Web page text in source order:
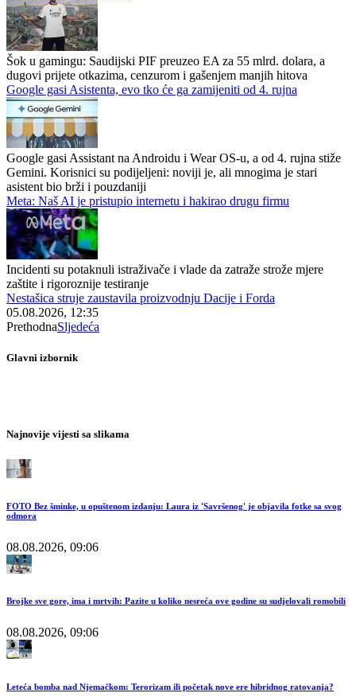
Šok u gamingu: Saudijski PIF preuzeo EA za 55 mlrd. dolara, a
dugovi prijete otkazima, cenzurom i gašenjem manjih hitova
Google gasi Asistenta, evo tko će ga zamijeniti od 4. rujna
Google gasi Assistant na Androidu i Wear OS-u, a od 4. rujna stiže
Gemini. Korisnici su podijeljeni: noviji je, ali mnogima je stari
asistent bio brži i pouzdaniji
Meta: Naš AI je pristupio internetu i hakirao drugu firmu
Incidenti su potaknuli istraživače i vlade da zatraže strože mjere
zaštite i rigoroznije testiranje
Nestašica struje zaustavila proizvodnju Dacije i Forda
05.08.2026, 12:35
PrethodnaSljedeća
Glavni izbornik
Najnovije vijesti sa slikama
FOTO Bez šminke, u opuštenom izdanju: Laura iz 'Savršenog' je objavila fotke sa svog
odmora
08.08.2026, 09:06
Brojke sve gore, ima i mrtvih: Pazite u koliko nesreća ove godine su sudjelovali romobili
08.08.2026, 09:06
Leteća bomba nad Njemačkom: Terorizam ili početak nove ere hibridnog ratovanja?